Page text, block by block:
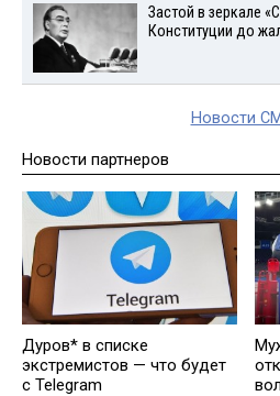
Застой в зеркале
Конституции до
Новости
Новости партнеров
Дуров* в списке
экстремистов — что будет
с Telegram